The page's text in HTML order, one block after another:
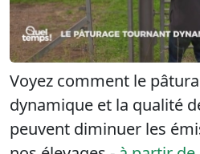
Voyez comment le
dynamique et la qualité
peuvent diminuer les